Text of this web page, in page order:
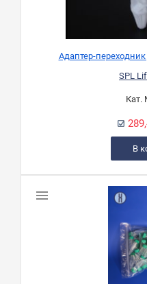
Адаптер-
SPL
Кат.
В